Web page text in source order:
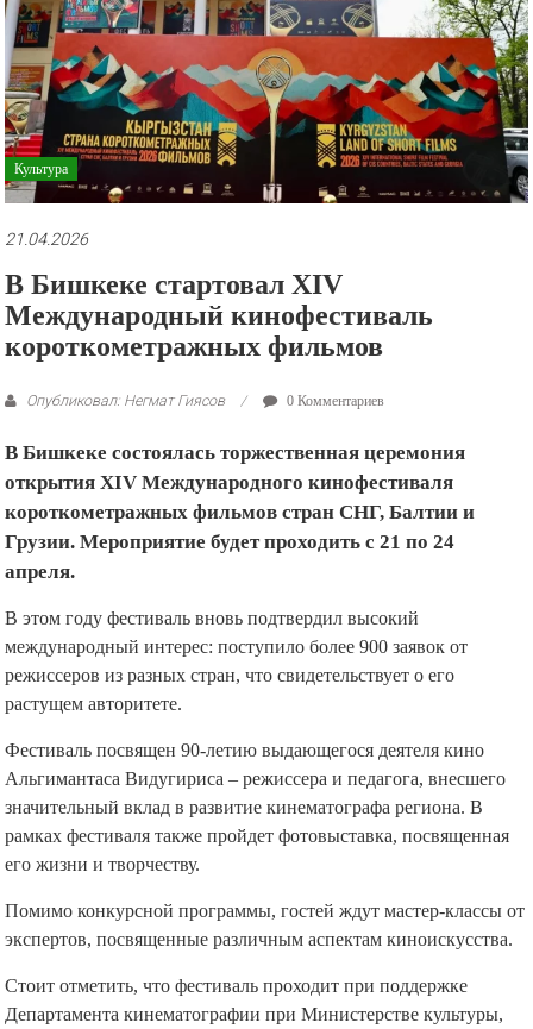
рекламные
ролики
и
презентации.
Культура
21.04.2026
В Бишкеке стартовал XIV
Международный кинофестиваль
короткометражных фильмов
Опубликовал: Негмат Гиясов 0 Комментариев
В Бишкеке состоялась торжественная церемония
открытия XIV Международного кинофестиваля
короткометражных фильмов стран СНГ, Балтии и
Грузии. Мероприятие будет проходить с 21 по 24
апреля.
В этом году фестиваль вновь подтвердил высокий
международный интерес: поступило более 900 заявок от
режиссеров из разных стран, что свидетельствует о его
растущем авторитете.
Фестиваль посвящен 90-летию выдающегося деятеля кино
Альгимантаса Видугириса – режиссера и педагога, внесшего
значительный вклад в развитие кинематографа региона. В
рамках фестиваля также пройдет фотовыставка, посвященная
его жизни и творчеству.
Помимо конкурсной программы, гостей ждут мастер-классы от
экспертов, посвященные различным аспектам киноискусства.
Стоит отметить, что фестиваль проходит при поддержке
Департамента кинематографии при Министерстве культуры,